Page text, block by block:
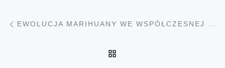
Nawigacja wpisu EWOLUCJA MARIHUANY WE WSPÓŁCZESNEJ KULTURZE